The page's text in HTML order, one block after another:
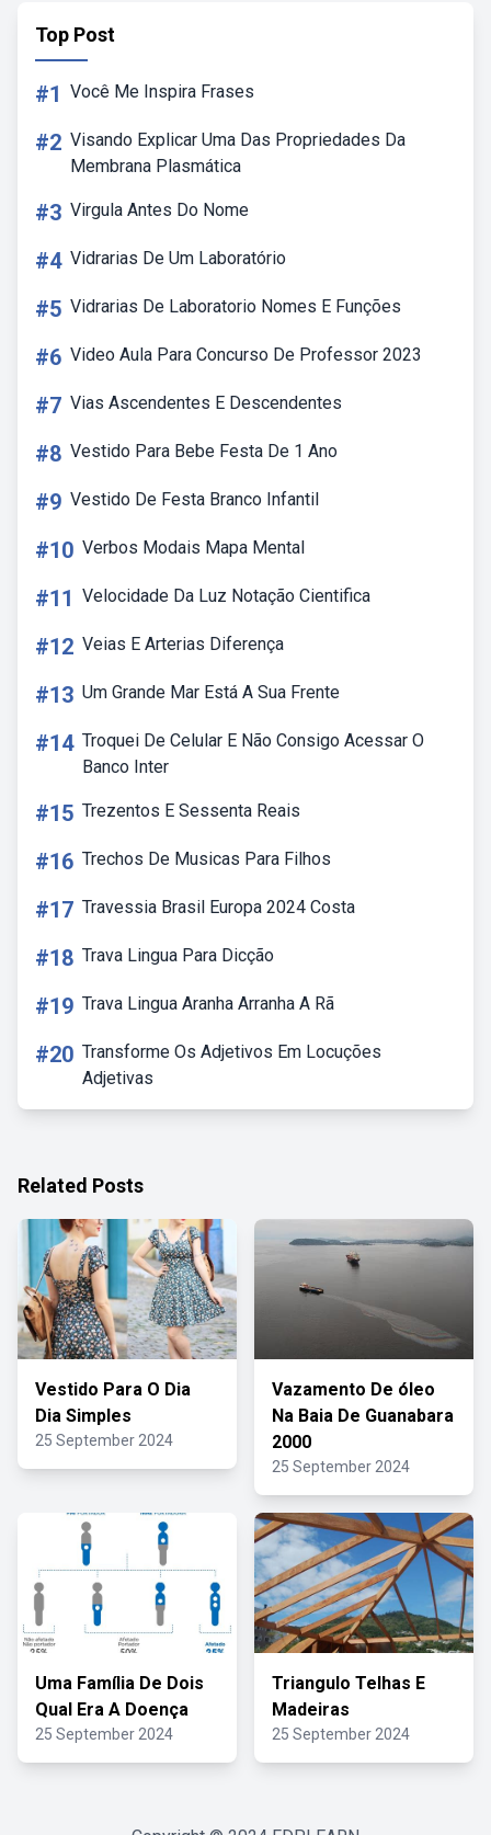
Top Post
#1 Você Me Inspira Frases
#2 Visando Explicar Uma Das Propriedades Da
Membrana Plasmática
#3 Virgula Antes Do Nome
#4 Vidrarias De Um Laboratório
#5 Vidrarias De Laboratorio Nomes E Funções
#6 Video Aula Para Concurso De Professor 2023
#7 Vias Ascendentes E Descendentes
#8 Vestido Para Bebe Festa De 1 Ano
#9 Vestido De Festa Branco Infantil
#10 Verbos Modais Mapa Mental
#11 Velocidade Da Luz Notação Cientifica
#12 Veias E Arterias Diferença
#13 Um Grande Mar Está A Sua Frente
#14 Troquei De Celular E Não Consigo Acessar O
Banco Inter
#15 Trezentos E Sessenta Reais
#16 Trechos De Musicas Para Filhos
#17 Travessia Brasil Europa 2024 Costa
#18 Trava Lingua Para Dicção
#19 Trava Lingua Aranha Arranha A Rã
#20 Transforme Os Adjetivos Em Locuções
Adjetivas
Related Posts
Vestido Para O Dia
Dia Simples
25 September 2024
Vazamento De óleo
Na Baia De Guanabara
2000
25 September 2024
Uma Família De Dois
Qual Era A Doença
25 September 2024
Triangulo Telhas E
Madeiras
25 September 2024